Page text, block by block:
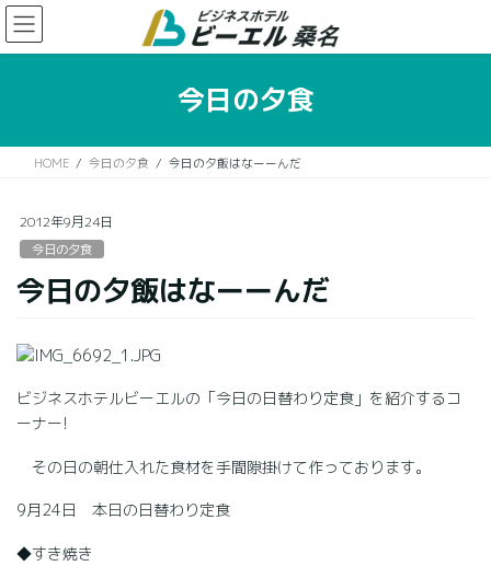
コ
ン
テ
移
ナ
ビ
ゲ
ン
今日の夕食
HOME 今日の夕食 今日の夕飯はなーーんだ
2012年9月24日
今日の夕食
今日の夕飯はなーーんだ
ビジネスホテルビーエルの「今日の日替わり定食」を紹介するコ
ーナー!
その日の朝仕入れた食材を手間隙掛けて作っております。
9月24日 本日の日替わり定食
◆すき焼き